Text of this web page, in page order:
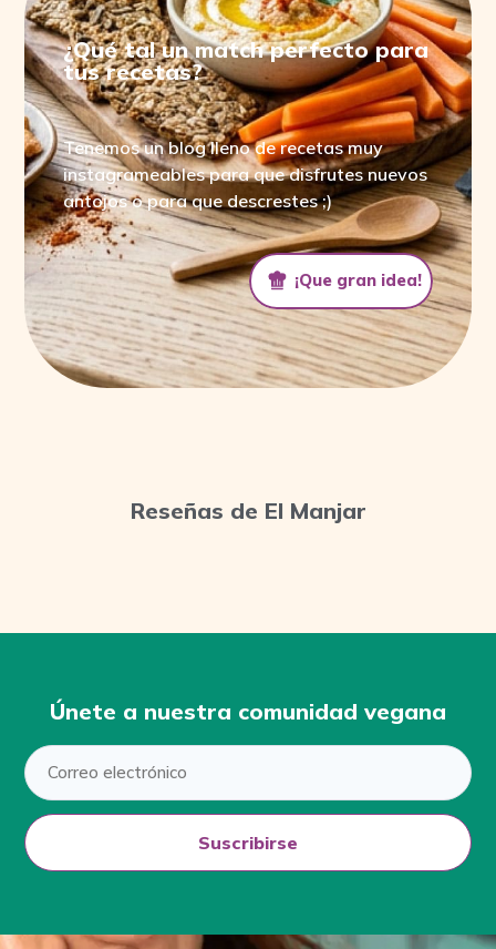
¿Qué tal un match perfecto para
tus recetas?
Tenemos un blog lleno de recetas muy
instagrameables para que disfrutes nuevos
antojos o para que descrestes ;)
¡Que gran idea!
¡Que gran idea!
Reseñas de El Manjar
Únete a nuestra comunidad vegana
Suscribirse